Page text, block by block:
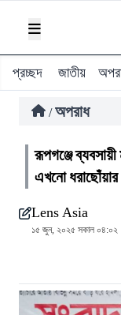
প্রচ্ছদ জাতীয়
/ অপরাধ
রূপগঞ্জে
এখনো ধরাছোঁয়ার
Lens Asia
১৫ জুন, ২০২৫ সকাল ০৪:০২